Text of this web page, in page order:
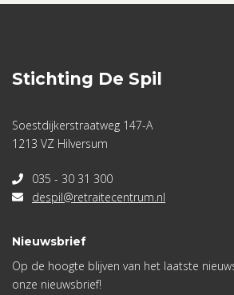
Stichting De Spil
Soestdijkerstraatweg 147-A
1213 VZ Hilversum
035 - 30 31 300
despil@retraitecentrum.nl
Nieuwsbrief
Op de hoogte blijven van het laatste
onze nieuwsbrief!